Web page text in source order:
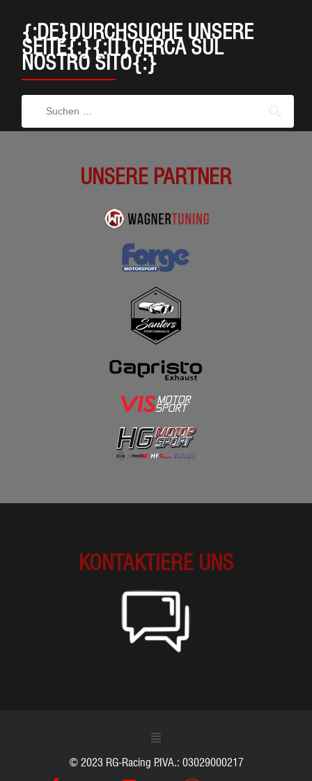
{:DE}DURCHSUCHE UNSERE
SEITE{:}{:IT}CERCA SUL
NOSTRO SITO{:}
UNSERE PARTNER
KONTAKTIERE UNS
© 2023 RG-Racing P.IVA.: 03029000217